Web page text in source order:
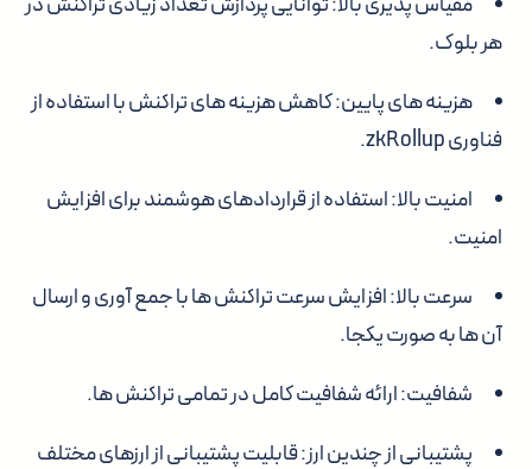
هر بلوک.
هزینه های پایین:کاهش هزینه های تراکنش با استفاده از
فناوری zkRollup.
امنیت بالا:استفاده از قراردادهای هوشمند برای افزایش
امنیت.
سرعت بالا:افزایش سرعت تراکنش ها با جمع آوری و ارسال
آن ها به صورت یکجا.
شفافیت:ارائه شفافیت کامل در تمامی تراکنش ها.
پشتیبانی از چندین ارز:قابلیت پشتیبانی از ارزهای مختلف